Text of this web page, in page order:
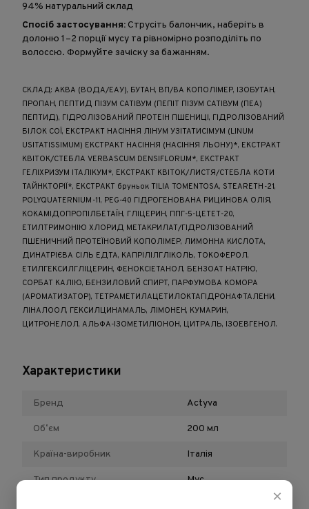
94% натуральний склад
Спосіб застосування: Струсіть балончик, наберіть в
долоню 1–2 порції мусу та рівномірно розподіліть по
волоссю. Формуйте зачіску за бажанням.
СКЛАД: АКВА (ВОДА/ЕАУ), БУТАН, ВП/ВА КОПОЛІМЕР, ІЗОБУТАН,
ПРОПАН, ПЕПТИД ПІЗУМ САТІВУМ (ПЕПІТ ПІЗУМ САТІВУМ (ПЕА)
ПЕПТИД), ГІДРОЛІЗОВАНИЙ ПРОТЕІН ПШЕНИЦІ, ГІДРОЛІЗОВАНИЙ
БІЛОК СОЇ, ЕКСТРАКТ НАСІННЯ ЛІНУМ УЗІТАТИСІМУМ (LINUM
USITATISSIMUM) ЕКСТРАКТ НАСІННЯ (НАСІННЯ ЛЬОНУ)*, ЕКСТРАКТ
КВІТОК/СТЕБЛА VERBASCUM DENSIFLORUM*, ЕКСТРАКТ
ГЕЛІХРИЗУМ ІТАЛІКУМ*, ЕКСТРАКТ КВІТОК/ЛИСТЯ/СТЕБЛА КОТИ
ТАЙНКТОРІЇ*, ЕКСТРАКТ бруньок TILIA TOMENTOSA, STEARETH-21,
POLYQUATERNIUM-11, PEG-40 ГІДРОГЕНОВАНА РИЦИНОВА ОЛІЯ,
КОКАМІДОПРОПІЛБЕТАЇН, ГЛІЦЕРИН, ППГ-5-ЦЕТЕТ-20,
ЕТИЛТРИМОНІЮ ХЛОРИД МЕТАКРИЛАТ/ГІДРОЛІЗОВАНИЙ
ПШЕНИЧНИЙ ПРОТЕЇНОВИЙ КОПОЛІМЕР, ЛИМОННА КИСЛОТА,
ДИНАТРІЄВА СІЛЬ ЕДТА, КАПРІЛІЛГЛІКОЛЬ, ТОКОФЕРОЛ,
ЕТИЛГЕКСИЛГЛІЦЕРИН, ФЕНОКСІЕТАНОЛ, БЕНЗОАТ НАТРІЮ,
СОРБАТ КАЛІЮ, БЕНЗИЛОВИЙ СПИРТ, ПАРФУМОВА КОМОРА
(АРОМАТИЗАТОР), ТЕТРАМЕТИЛАЦЕТИЛОКТАГІДРОНАФТАЛЕНИ,
ЛІНАЛООЛ, ГЕКСИЛЦИНАМАЛЬ, ЛІМОНЕН, КУМАРИН,
ЦИТРОНЕЛОЛ, АЛЬФА-ІЗОМЕТИЛІОНОН, ЦИТРАЛЬ, ІЗОЕВГЕНОЛ.
Характеристики
Бренд Actyva
Обʼєм 200 мл
Країна-виробник Італія
Тип продукту Мус
×